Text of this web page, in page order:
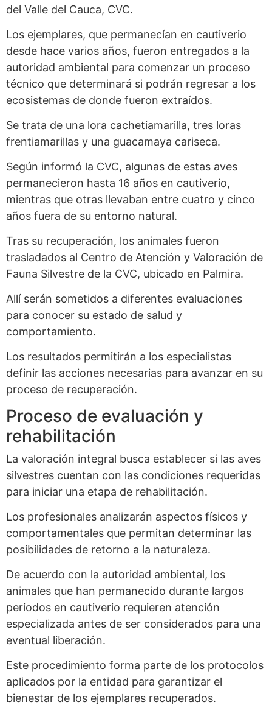
del Valle del Cauca, CVC.
Los ejemplares, que permanecían en cautiverio
desde hace varios años, fueron entregados a la
autoridad ambiental para comenzar un proceso
técnico que determinará si podrán regresar a los
ecosistemas de donde fueron extraídos.
Se trata de una lora cachetiamarilla, tres loras
frentiamarillas y una guacamaya cariseca.
Según informó la CVC, algunas de estas aves
permanecieron hasta 16 años en cautiverio,
mientras que otras llevaban entre cuatro y cinco
años fuera de su entorno natural.
Tras su recuperación, los animales fueron
trasladados al Centro de Atención y Valoración de
Fauna Silvestre de la CVC, ubicado en Palmira.
Allí serán sometidos a diferentes evaluaciones
para conocer su estado de salud y
comportamiento.
Los resultados permitirán a los especialistas
definir las acciones necesarias para avanzar en su
proceso de recuperación.
Proceso de evaluación y
rehabilitación
La valoración integral busca establecer si las aves
silvestres cuentan con las condiciones requeridas
para iniciar una etapa de rehabilitación.
Los profesionales analizarán aspectos físicos y
comportamentales que permitan determinar las
posibilidades de retorno a la naturaleza.
De acuerdo con la autoridad ambiental, los
animales que han permanecido durante largos
periodos en cautiverio requieren atención
especializada antes de ser considerados para una
eventual liberación.
Este procedimiento forma parte de los protocolos
aplicados por la entidad para garantizar el
bienestar de los ejemplares recuperados.